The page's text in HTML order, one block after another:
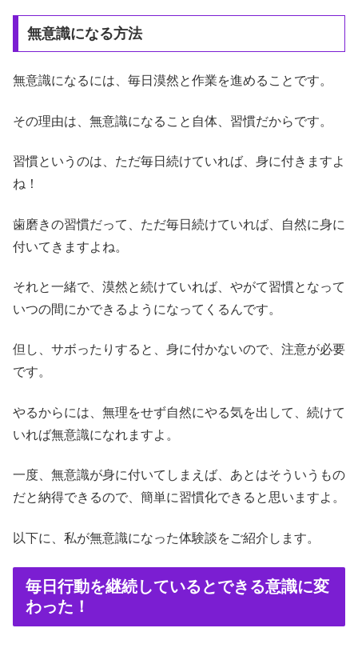
無意識になる方法
無意識になるには、毎日漠然と作業を進めることです。
その理由は、無意識になること自体、習慣だからです。
習慣というのは、ただ毎日続けていれば、身に付きますよ
ね！
歯磨きの習慣だって、ただ毎日続けていれば、自然に身に
付いてきますよね。
それと一緒で、漠然と続けていれば、やがて習慣となって
いつの間にかできるようになってくるんです。
但し、サボったりすると、身に付かないので、注意が必要
です。
やるからには、無理をせず自然にやる気を出して、続けて
いれば無意識になれますよ。
一度、無意識が身に付いてしまえば、あとはそういうもの
だと納得できるので、簡単に習慣化できると思いますよ。
以下に、私が無意識になった体験談をご紹介します。
毎日行動を継続しているとできる意識に変
わった！